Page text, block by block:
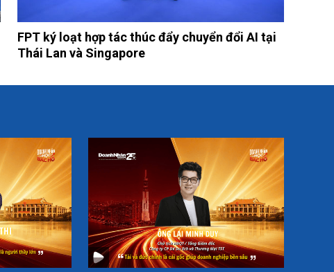
FPT ký loạt hợp tác thúc đẩy chuyển đổi AI tại
Thái Lan và Singapore